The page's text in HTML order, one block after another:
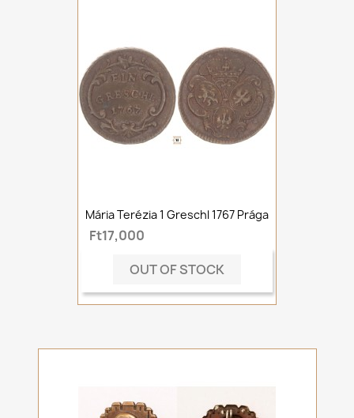
Mária Terézia 1 Greschl 1767 Prága
Ft17,000
OUT OF STOCK